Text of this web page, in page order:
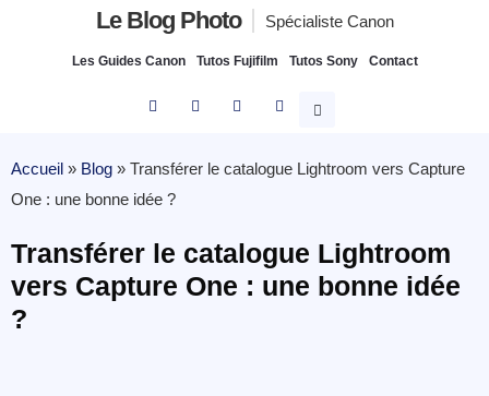
Le Blog Photo Spécialiste Canon
Les Guides Canon Tutos Fujifilm Tutos Sony Contact
Accueil » Blog » Transférer le catalogue Lightroom vers Capture
One : une bonne idée ?
Transférer le catalogue Lightroom
vers Capture One : une bonne idée
?